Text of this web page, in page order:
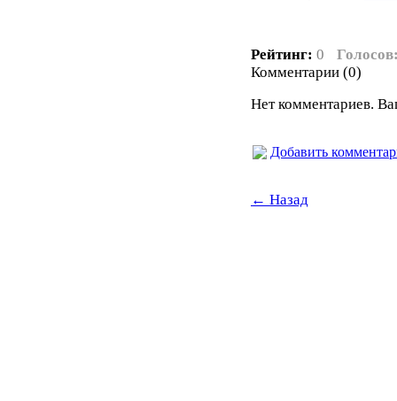
Рейтинг: 0
Комментарии (0)
Нет комментариев.
Добавить
← Назад